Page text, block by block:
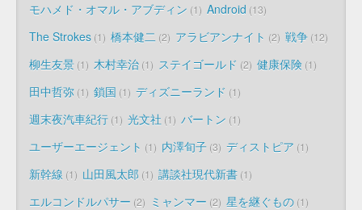
モハメド・オマル・アブディン 1 Android 13
The Strokes 1 橋本健二 2 アラビアンナイト 2 戦争 12
柳生友景 1 木村幸治 1 ステイゴールド 2 健康保険 1
田中哲弥 1 鎖国 1 ディズニーランド 1
週末夜汽車紀行 1 光文社 1 バートン 1
ユーザーエージェント 1 内澤旬子 3 ディストピア 1
新幹線 1 山田風太郎 1 講談社現代新書 1
エルコンドルパサー 2 ミャンマー 2 星を継ぐもの 1